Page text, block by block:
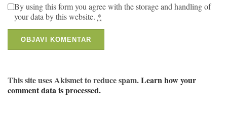
By using this form you agree with the storage and handling of
your data by this website. *
This site uses Akismet to reduce spam.Learn how your
comment data is processed.